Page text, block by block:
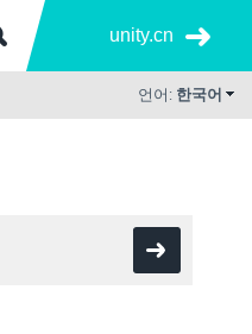
unity.cn
언어: 한국어